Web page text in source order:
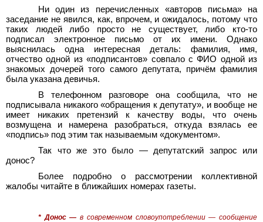
Ни один из перечисленных «авторов письма» на
заседание не явился, как, впрочем, и ожидалось, потому что
таких людей либо просто не существует, либо кто-то
подписал электронное письмо от их имени. Однако
выяснилась одна интересная деталь: фамилия, имя,
отчество одной из «подписантов» совпало с ФИО одной из
знакомых дочерей того самого депутата, причём фамилия
была указана девичья.
В телефонном разговоре она сообщила, что не
подписывала никакого «обращения к депутату», и вообще не
имеет никаких претензий к качеству воды, что очень
возмущена и намерена разобраться, откуда взялась ее
«подпись» под этим так называемым «документом».
Так что же это было — депутатский запрос или
донос?
Более подробно о рассмотрении коллективной
жалобы читайте в ближайших номерах газеты.
* Донос —в современном словоупотреблении — сообщение